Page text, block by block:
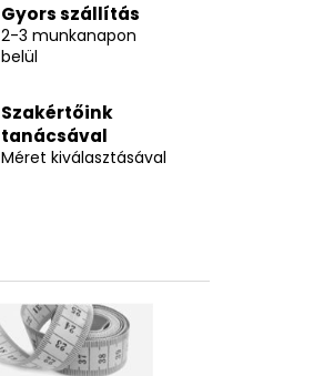
Gyors szállítás
2-3 munkanapon
belül
Szakértőink
tanácsával
Méret kiválasztásával